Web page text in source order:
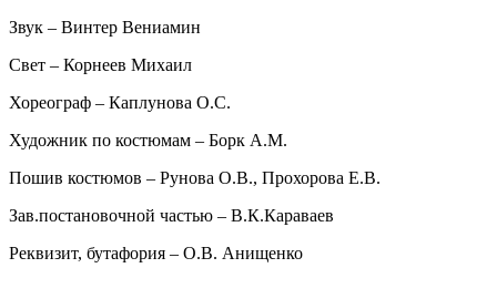
Звук – Винтер Вениамин
Свет – Корнеев Михаил
Хореограф – Каплунова О.С.
Художник по костюмам – Борк А.М.
Пошив костюмов – Рунова О.В., Прохорова Е.В.
Зав.постановочной частью – В.К.Караваев
Реквизит, бутафория – О.В. Анищенко